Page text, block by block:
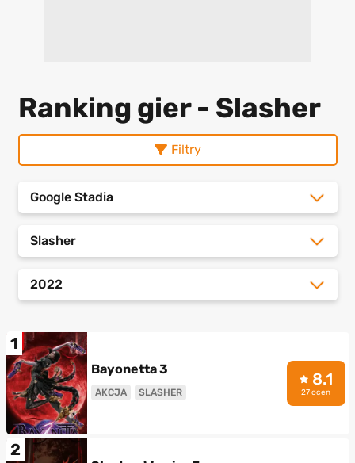
Ranking gier - Slasher
Filtry
Google Stadia
Slasher
2022
1
Bayonetta 3
AKCJA SLASHER
8.1
27 ocen
2